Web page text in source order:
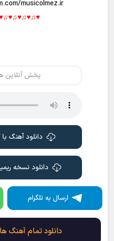
musicolmez.ir
پخش آنلاین
دانلود آهنگ با
دانلود نسخه
ارسال به تلگرام
دانلود تمام آهنگ های بولنت